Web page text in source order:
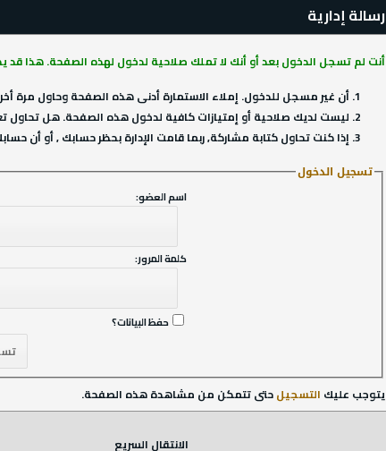
رسالة إدارية
أنت لم تسجل الدخول بعد أو أنك لا تملك صلاحية لدخول لهذه الصفحة. هذا قد
أن غير مسجل للدخول. إملاء الاستمارة أدنى هذه الصفحة وحاول مرة
ليست لديك صلاحية أو إمتيازات كافية لدخول هذه الصفحة. هل تحاول
إذا كنت تحاول كتابة مشاركة, ربما قامت الإدارة بحظر حسابك , أو أن
تسجيل الدخول
اسم العضو:
كلمة المرور:
حفظ البيانات؟
يتوجب عليك التسجيلحتى تتمكن من مشاهدة هذه الصفحة.
الانتقال السريع